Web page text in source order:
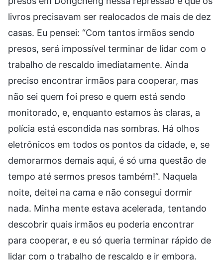
livros precisavam ser realocados de mais de dez
casas. Eu pensei: “Com tantos irmãos sendo
presos, será impossível terminar de lidar com o
trabalho de rescaldo imediatamente. Ainda
preciso encontrar irmãos para cooperar, mas
não sei quem foi preso e quem está sendo
monitorado, e, enquanto estamos às claras, a
polícia está escondida nas sombras. Há olhos
eletrônicos em todos os pontos da cidade, e, se
demorarmos demais aqui, é só uma questão de
tempo até sermos presos também!”. Naquela
noite, deitei na cama e não consegui dormir
nada. Minha mente estava acelerada, tentando
descobrir quais irmãos eu poderia encontrar
para cooperar, e eu só queria terminar rápido de
lidar com o trabalho de rescaldo e ir embora.